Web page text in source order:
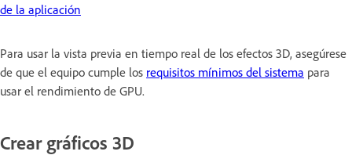
de la aplicación
Para usar la vista previa en tiempo real de los efectos 3D, asegúrese
de que el equipo cumple los requisitos mínimos del sistema para
usar el rendimiento de GPU.
Crear gráficos 3D